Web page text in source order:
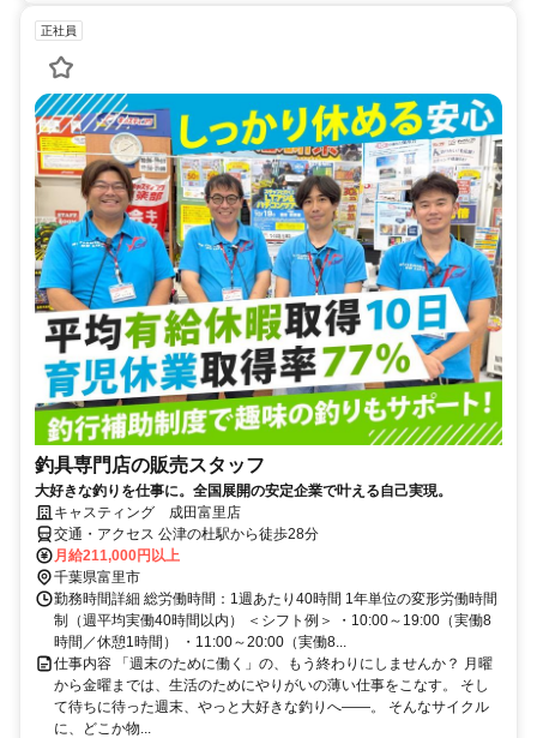
正社員
釣具専門店の販売スタッフ
大好きな釣りを仕事に。全国展開の安定企業で叶える自己実現。
キャスティング 成田富里店
交通・アクセス 公津の杜駅から徒歩28分
月給211,000円以上
千葉県富里市
勤務時間詳細 総労働時間：1週あたり40時間 1年単位の変形労働時間
制（週平均実働40時間以内） ＜シフト例＞ ・10:00～19:00（実働8
時間／休憩1時間） ・11:00～20:00（実働8...
仕事内容 「週末のために働く」の、もう終わりにしませんか？ 月曜
から金曜までは、生活のためにやりがいの薄い仕事をこなす。 そし
て待ちに待った週末、やっと大好きな釣りへ——。 そんなサイクル
に、どこか物...